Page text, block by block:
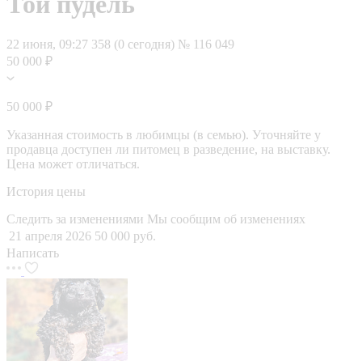
22 июня, 09:27 358 (0 сегодня) № 116 049
50 000 ₽
50 000 ₽
Указанная стоимость в любимцы (в семью). Уточняйте у
продавца доступен ли питомец в разведение, на выставку.
Цена может отличаться.
История цены
Следить за изменениями Мы сообщим об изменениях
21 апреля 2026 50 000 руб.
Написать